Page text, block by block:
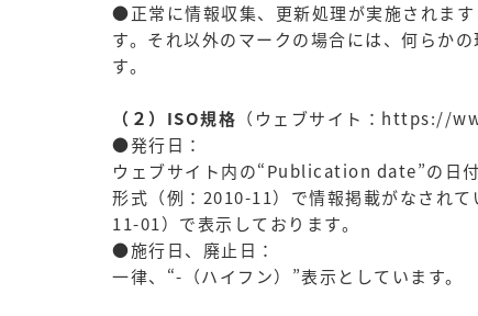
●正常に情報収集、更新処理が実施されま
す。それ以外のマークの場合には、何らか
す。
（２）ISO規格 （ウェブサイト：https://
●発行日：
ウェブサイト内の“Publication date”の日
形式（例：2010-11）で情報掲載がなされ
11-01）で表示しております。
●施行日、廃止日：
一律、“-（ハイフン）”表示としています。